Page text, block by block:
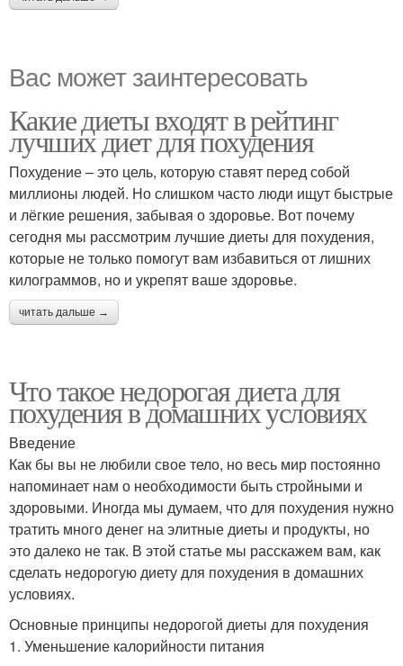
Вас может заинтересовать
Какие диеты входят в рейтинг
лучших диет для похудения
Похудение – это цель, которую ставят перед собой
миллионы людей. Но слишком часто люди ищут быстрые
и лёгкие решения, забывая о здоровье. Вот почему
сегодня мы рассмотрим лучшие диеты для похудения,
которые не только помогут вам избавиться от лишних
килограммов, но и укрепят ваше здоровье.
читать дальше →
Что такое недорогая диета для
похудения в домашних условиях
Введение
Как бы вы не любили свое тело, но весь мир постоянно
напоминает нам о необходимости быть стройными и
здоровыми. Иногда мы думаем, что для похудения нужно
тратить много денег на элитные диеты и продукты, но
это далеко не так. В этой статье мы расскажем вам, как
сделать недорогую диету для похудения в домашних
условиях.
Основные принципы недорогой диеты для похудения
1. Уменьшение калорийности питания